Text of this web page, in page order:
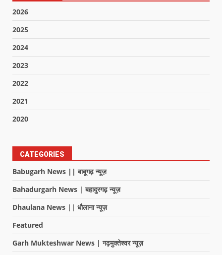
2026
2025
2024
2023
2022
2021
2020
CATEGORIES
Babugarh News || बाबूगढ़ न्यूज़
Bahadurgarh News | बहादुरगढ़ न्यूज़
Dhaulana News || धौलाना न्यूज़
Featured
Garh Mukteshwar News | गढ़मुक्तेश्वर न्यूज़